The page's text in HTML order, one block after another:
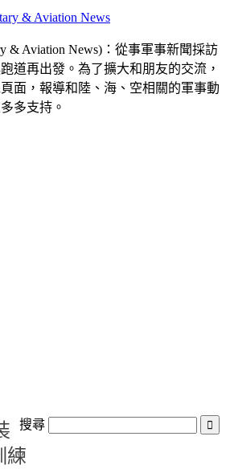
& Aviation News)：從事軍事新聞採訪
道再出發。為了擴大和朋友的交流，
面，報導和陸、海、空相關的軍事動
多支持。
搜尋
練